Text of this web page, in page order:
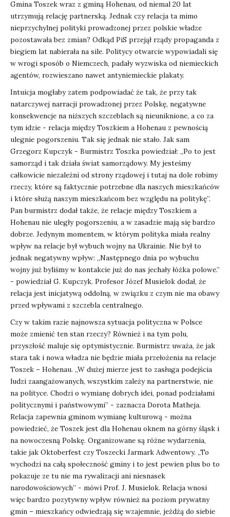
Gmina Toszek wraz z gminą Hohenau, od niemal 20 lat
utrzymują relację partnerską. Jednak czy relacja ta mimo
nieprzychylnej polityki prowadzonej przez polskie władze
pozostawała bez zmian? Odkąd PiS przejął rządy propaganda z
biegiem lat nabierała na sile. Politycy otwarcie wypowiadali się
w wrogi sposób o Niemczech, padały wyzwiska od niemieckich
agentów, rozwieszano nawet antyniemieckie plakaty.
Intuicja mogłaby zatem podpowiadać że tak, że przy tak
natarczywej narracji prowadzonej przez Polskę, negatywne
konsekwencje na niższych szczeblach są nieuniknione, a co za
tym idzie - relacja między Toszkiem a Hohenau z pewnością
ulegnie pogorszeniu. Tak się jednak nie stało. Jak sam
Grzegorz Kupczyk - Burmistrz Toszka powiedział: „Po to jest
samorząd i tak działa świat samorządowy. My jesteśmy
całkowicie niezależni od strony rządowej i tutaj na dole robimy
rzeczy, które są faktycznie potrzebne dla naszych mieszkańców
i które służą naszym mieszkańcom bez względu na politykę”.
Pan burmistrz dodał także, że relacje między Toszkiem a
Hohenau nie uległy pogorszeniu, a w zasadzie mają się bardzo
dobrze. Jedynym momentem, w którym polityka miała realny
wpływ na relacje był wybuch wojny na Ukrainie. Nie był to
jednak negatywny wpływ: „Następnego dnia po wybuchu
wojny już byliśmy w kontakcie już do nas jechały łóżka polowe.”
- powiedział G. Kupczyk. Profesor Józef Musielok dodał, że
relacja jest inicjatywą oddolną, w związku z czym nie ma obawy
przed wpływami z szczebla centralnego.
Czy w takim razie najnowsza sytuacja polityczna w Polsce
może zmienić ten stan rzeczy? Również i na tym polu,
przyszłość maluje się optymistycznie. Burmistrz uważa, że jak
stara tak i nowa władza nie będzie miała przełożenia na relacje
Toszek – Hohenau. „W dużej mierze jest to zasługa podejścia
ludzi zaangażowanych, wszystkim zależy na partnerstwie, nie
na polityce. Chodzi o wymianę dobrych idei, ponad podziałami
politycznymi i państwowymi” - zaznacza Dorota Matheja.
Relacja zapewnia gminom wymianę kulturową - można
powiedzieć, że Toszek jest dla Hohenau oknem na górny śląsk i
na nowoczesną Polskę. Organizowane są różne wydarzenia,
takie jak Oktoberfest czy Toszecki Jarmark Adwentowy. „To
wychodzi na całą społeczność gminy i to jest pewien plus bo to
pokazuje ze tu nie ma rywalizacji ani niesnasek
narodowościowych” - mówi Prof. J. Musielok. Relacja wnosi
więc bardzo pozytywny wpływ również na poziom prywatny
gmin – mieszkańcy odwiedzają się wzajemnie, jeżdżą do siebie